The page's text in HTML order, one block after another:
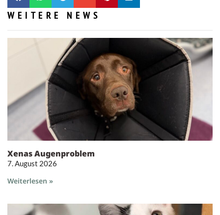
WEITERE NEWS
Xenas Augenproblem
7. August 2026
Weiterlesen »